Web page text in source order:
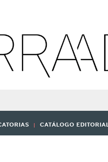
CATÁLOGO EDITORIAL